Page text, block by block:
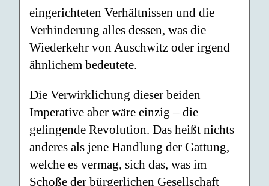
eingerichteten Verhältnissen und die
Verhinderung alles dessen, was die
Wiederkehr von Auschwitz oder irgend
ähnlichem bedeutete.
Die Verwirklichung dieser beiden
Imperative aber wäre einzig – die
gelingende Revolution. Das heißt nichts
anderes als jene Handlung der Gattung,
welche es vermag, sich das, was im
Schoße der bürgerlichen Gesellschaft